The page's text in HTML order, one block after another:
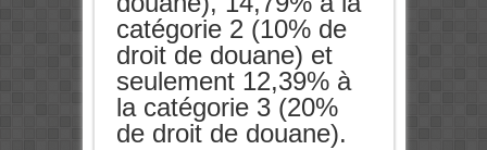
catégorie 2 (10% de
droit de douane) et
seulement 12,39% à
la catégorie 3 (20%
de droit de douane).